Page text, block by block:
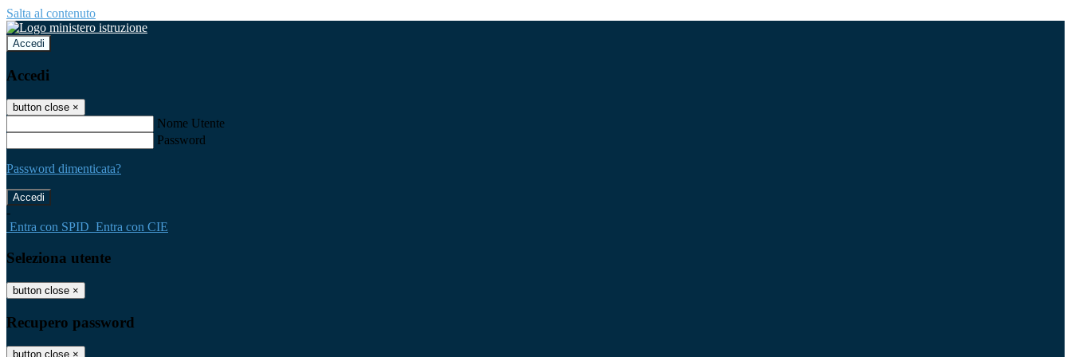
Salta al contenuto
Accedi
Accedi
button close ×
Nome Utente
Password
Password dimenticata?
-
Entra con SPID Entra con CIE
Seleziona utente
button close ×
Recupero password
button close ×